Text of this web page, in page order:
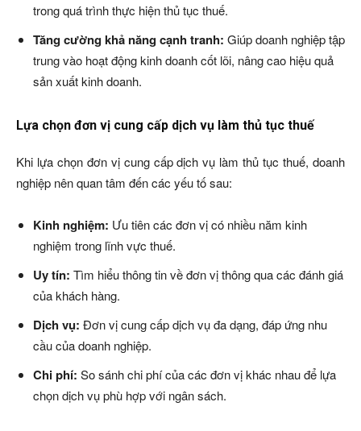
trong quá trình thực hiện thủ tục thuế.
Tăng cường khả năng cạnh tranh: Giúp doanh nghiệp tập
trung vào hoạt động kinh doanh cốt lõi, nâng cao hiệu quả
sản xuất kinh doanh.
Lựa chọn đơn vị cung cấp dịch vụ làm thủ tục thuế
Khi lựa chọn đơn vị cung cấp dịch vụ làm thủ tục thuế, doanh
nghiệp nên quan tâm đến các yếu tố sau:
Kinh nghiệm: Ưu tiên các đơn vị có nhiều năm kinh
nghiệm trong lĩnh vực thuế.
Uy tín: Tìm hiểu thông tin về đơn vị thông qua các đánh giá
của khách hàng.
Dịch vụ: Đơn vị cung cấp dịch vụ đa dạng, đáp ứng nhu
cầu của doanh nghiệp.
Chi phí: So sánh chi phí của các đơn vị khác nhau để lựa
chọn dịch vụ phù hợp với ngân sách.